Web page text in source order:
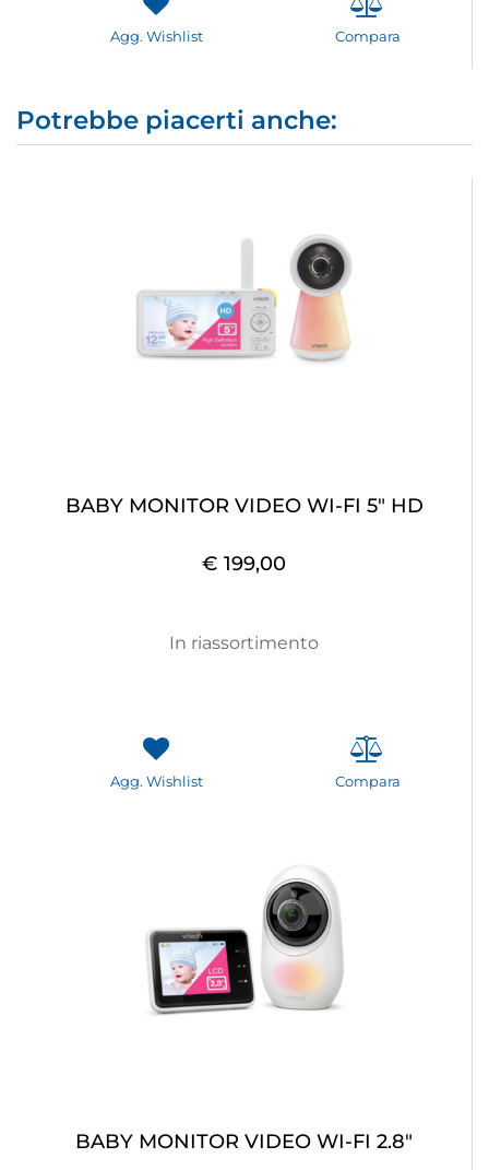
Agg. Wishlist Compara
Potrebbe piacerti anche:
BABY MONITOR VIDEO WI-FI 5" HD
€ 199,00
In riassortimento
Agg. Wishlist Compara
BABY MONITOR VIDEO WI-FI 2.8"